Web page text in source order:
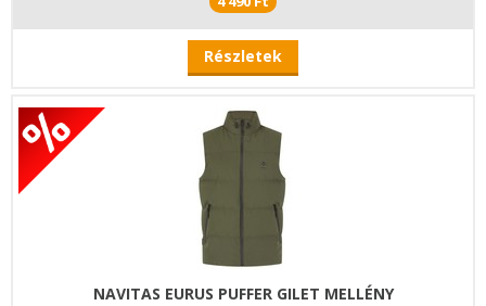
Részletek
NAVITAS EURUS PUFFER GILET MELLÉNY